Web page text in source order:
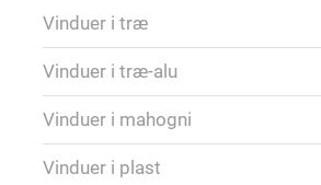
Vinduer i træ
Vinduer i træ-alu
Vinduer i mahogni
Vinduer i plast